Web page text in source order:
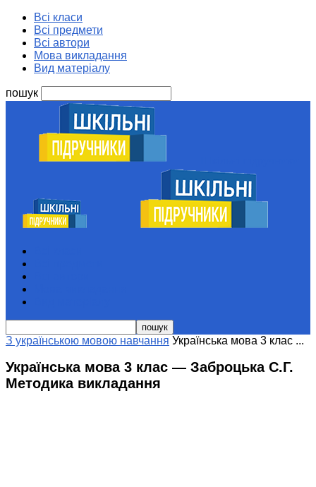
Всі класи
Всі предмети
Всі автори
Мова викладання
Вид матеріалу
пошук
З українською мовою навчання Українська мова 3 клас ...
Українська мова 3 клас — Заброцька С.Г.
Методика викладання